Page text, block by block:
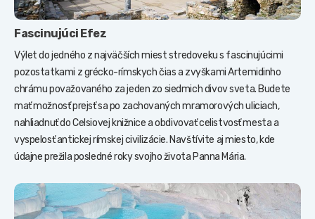
Fascinujúci Efez
Výlet do jedného z najväčších miest stredoveku s fascinujúcimi
pozostatkami z grécko-rímskych čias a zvyškami Artemidinho
chrámu považovaného za jeden zo siedmich divov sveta. Budete
mať možnosť prejsť sa po zachovaných mramorových uliciach,
nahliadnuť do Celsiovej knižnice a obdivovať celistvosť mesta a
vyspelosť antickej rímskej civilizácie. Navštívite aj miesto, kde
údajne prežila posledné roky svojho života Panna Mária.